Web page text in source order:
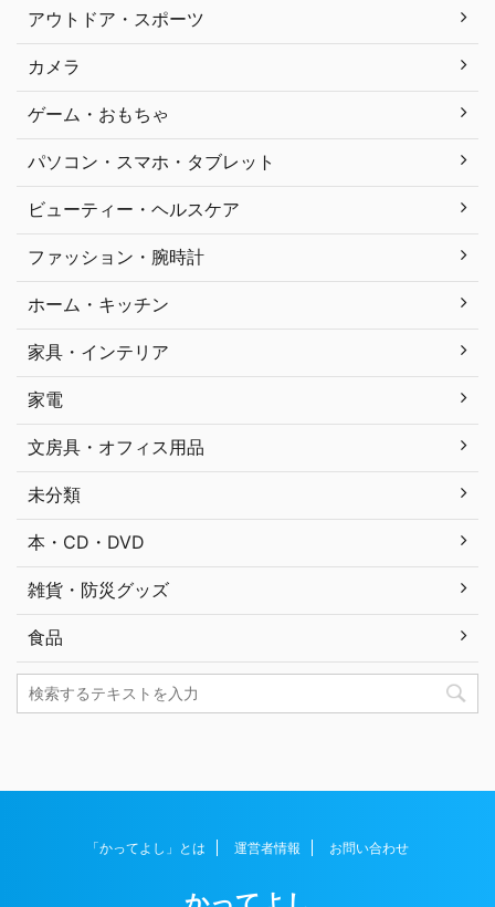
アウトドア・スポーツ
カメラ
ゲーム・おもちゃ
パソコン・スマホ・タブレット
ビューティー・ヘルスケア
ファッション・腕時計
ホーム・キッチン
家具・インテリア
家電
文房具・オフィス用品
未分類
本・CD・DVD
雑貨・防災グッズ
食品
「かってよし」とは 運営者情報 お問い合わせ